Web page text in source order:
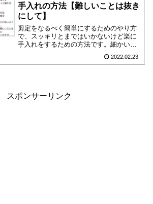
手入れの方法【難しいことは抜き
にして】
剪定をなるべく簡単にするためのやり方
で、スッキリとまではいかないけど楽に
手入れをするための方法です。細かい枝
を見つけてその先の長い枝を無くしてい
き、輪郭を揃える場合は枝先を少し切る
2022.02.23
スポンサーリンク